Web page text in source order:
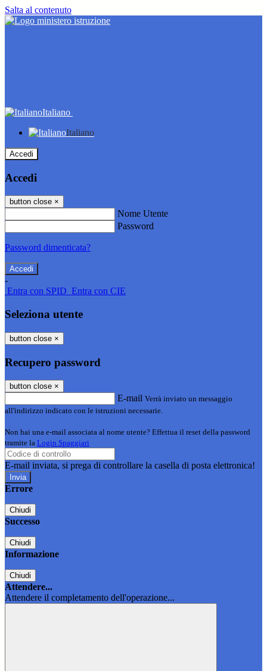
Salta al contenuto
Italiano
Italiano
Accedi
Accedi
button close ×
Nome Utente
Password
Password dimenticata?
-
Entra con SPID Entra con CIE
Seleziona utente
button close ×
Recupero password
button close ×
E-mail Verrà inviato un messaggio
all'indirizzo indicato con le istruzioni necessarie.
Non hai una e-mail associata al nome utente? Effettua il reset della password
tramite la Login Spaggiari
E-mail inviata, si prega di controllare la casella di posta elettronica!
Errore
Chiudi
Successo
Chiudi
Informazione
Chiudi
Attendere...
Attendere il completamento dell'operazione...